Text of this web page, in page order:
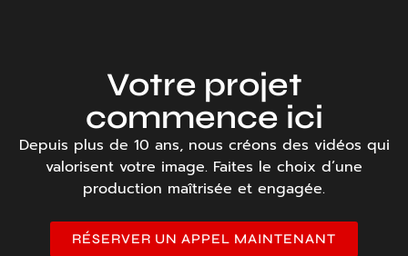
Votre projet
commence ici
Depuis plus de 10 ans, nous créons des vidéos qui
valorisent votre image. Faites le choix d’une
production maîtrisée et engagée.
RÉSERVER UN APPEL MAINTENANT